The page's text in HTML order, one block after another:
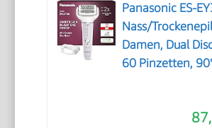
Panasonic ES-
Nass/
Damen, Dual
60 Pinzetten,
LED-Licht, 30